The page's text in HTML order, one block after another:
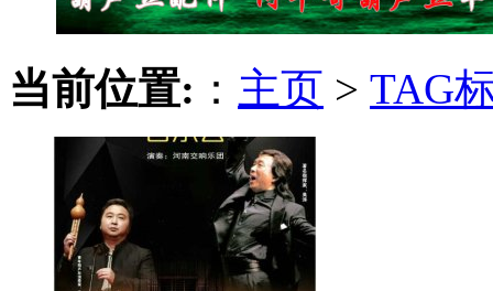
当前位置: ： 主页 > TAG